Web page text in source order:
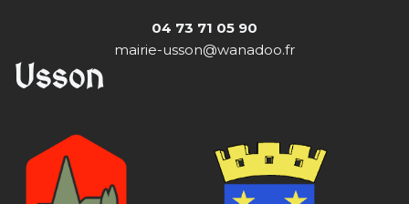
04 73 71 05 90
mairie-usson@wanadoo.fr
Usson